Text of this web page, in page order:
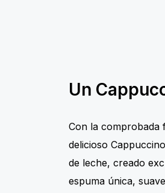
Un
Con la comprobada
delicioso
de leche, creado
espuma única,